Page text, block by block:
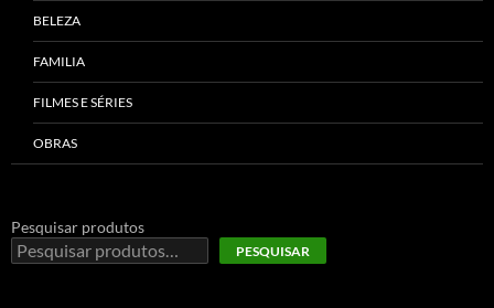
BELEZA
FAMILIA
FILMES E SÉRIES
OBRAS
Pesquisar produtos
PESQUISAR